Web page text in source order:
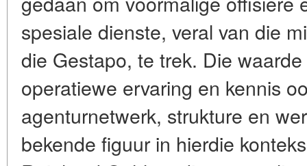
spesiale dienste, veral van die
die Gestapo, te trek. Die
operatiewe ervaring en kennis
agenturnetwerk, strukture en
bekende figuur in hierdie